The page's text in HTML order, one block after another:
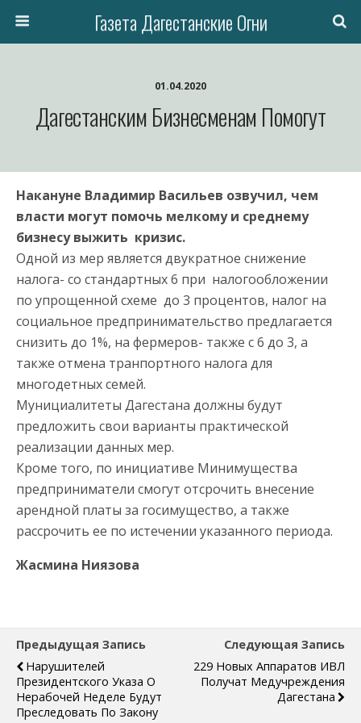
Газета Дагестанские Огни
01.04.2020
Дагестанским Бизнесменам Помогут
Накануне Владимир Васильев озвучил, чем
власти могут помочь мелкому и среднему
бизнесу выжить кризис.
Одной из мер является двукратное снижение
налога- со стандартных 6 при налогообложении
по упрощенной схеме до 3 процентов, налог на
социальное предпринимательство предлагается
снизить до 1%, на фермеров- также с 6 до 3, а
также отмена транпортного налога для
многодетных семей.
Мунициалитеты Дагестана должны будут
предложить свои варианты практической
реализации данных мер.
Кроме того, по инициативе Минимущества
предприниматели смогут отсрочить внесение
арендной платы за госимущество, а также
рассрочить ее по истечении указанного периода.
Жасмина Ниязова
Предыдущая Запись
Нарушителей
Президентского Указа О
Нерабочей Неделе Будут
Преследовать По Закону
Следующая Запись
229 Новых Аппаратов ИВЛ
Получат Медучреждения
Дагестана